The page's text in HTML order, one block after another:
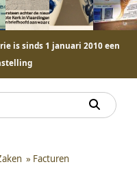
is sinds 1 januari 2010 een
» Facturen